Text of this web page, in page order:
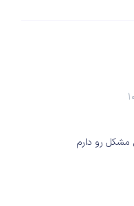
رو دارم